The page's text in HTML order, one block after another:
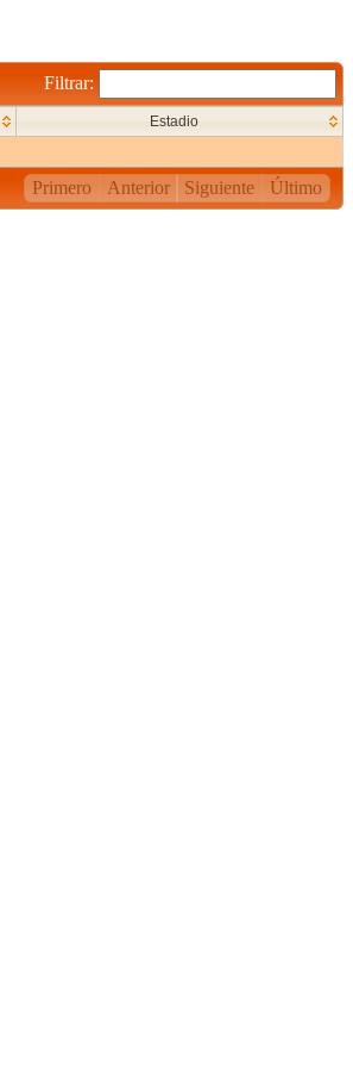
Filtrar:
Estadio
Primero Anterior Siguiente Último